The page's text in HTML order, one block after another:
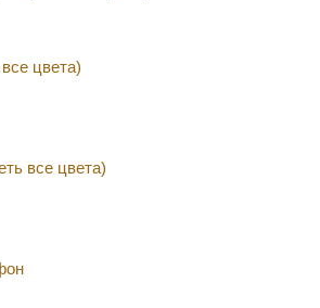
цвета)
все цвета)